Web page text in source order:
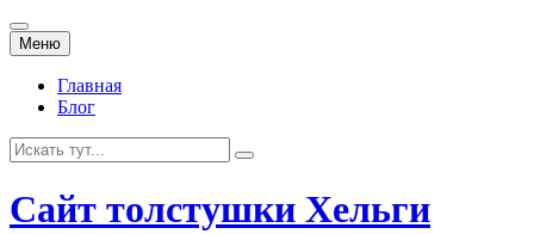
Меню Перейти
к
содержанию
Главная
Блог
Искать:
Сайт толстушки Хельги